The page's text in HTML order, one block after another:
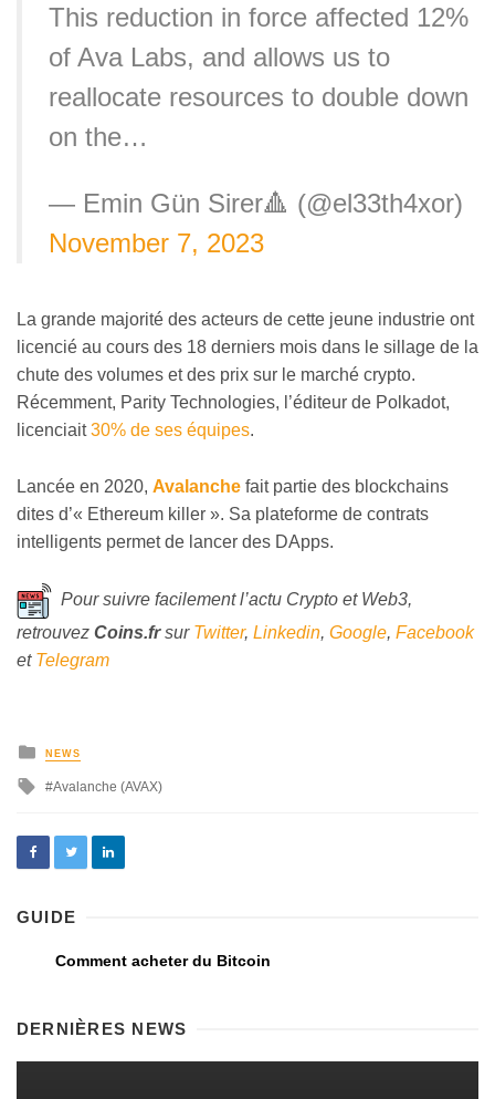
This reduction in force affected 12%
of Ava Labs, and allows us to
reallocate resources to double down
on the…
— Emin Gün Sirer🔺 (@el33th4xor)
November 7, 2023
La grande majorité des acteurs de cette jeune industrie ont
licencié au cours des 18 derniers mois dans le sillage de la
chute des volumes et des prix sur le marché crypto.
Récemment, Parity Technologies, l’éditeur de Polkadot,
licenciait30% de ses équipes.
Lancée en 2020, Avalanche fait partie des blockchains
dites d’« Ethereum killer ». Sa plateforme de contrats
intelligents permet de lancer des DApps.
Pour suivre facilement l’actu Crypto et Web3,
retrouvez Coins.frsur Twitter, Linkedin, Google, Facebook
et Telegram
NEWS
Avalanche (AVAX)
GUIDE
Comment acheter du Bitcoin
DERNIÈRES NEWS